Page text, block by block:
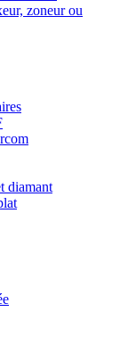
zoneur ou
diamant